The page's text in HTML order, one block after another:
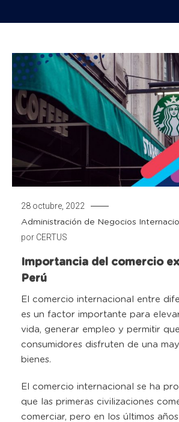
28 octubre, 2022
Administración de Negocios
por CERTUS
Importancia del comercio
Perú
El comercio internacional entre
es un factor importante para
vida, generar empleo y permitir
consumidores disfruten de una
bienes.
El comercio internacional se ha
que las primeras civilizaciones
comerciar, pero en los últimos